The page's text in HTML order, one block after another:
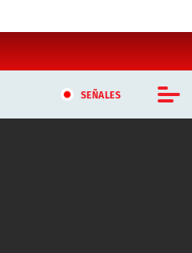
SEÑALES